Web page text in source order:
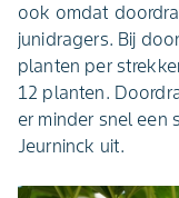
ook omdat
junidragers. Bij
planten per
12 planten.
er minder snel een
Jeurninck uit.